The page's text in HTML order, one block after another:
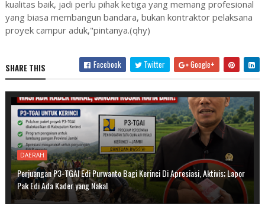
kualitas baik, jadi perlu pihak ketiga yang memang profesional
yang biasa membangun bandara, bukan kontraktor pelaksana
proyek campur aduk,"pintanya.(qhy)
SHARE THIS Facebook Twitter Google+
DAERAH
Perjuangan P3-TGAI Edi Purwanto Bagi Kerinci Di Apresiasi, Aktivis; Lapor
Pak Edi Ada Kader yang Nakal